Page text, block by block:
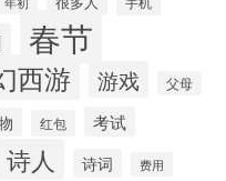
春节
西游 游戏 父母
红包 考试
诗人 诗词 费用